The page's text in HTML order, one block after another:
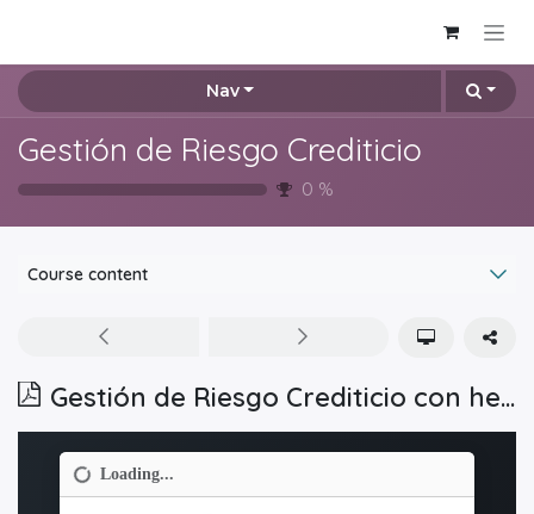
Nav
Gestión de Riesgo Crediticio
0 %
Course content
Gestión de Riesgo Crediticio con herramientas de ML